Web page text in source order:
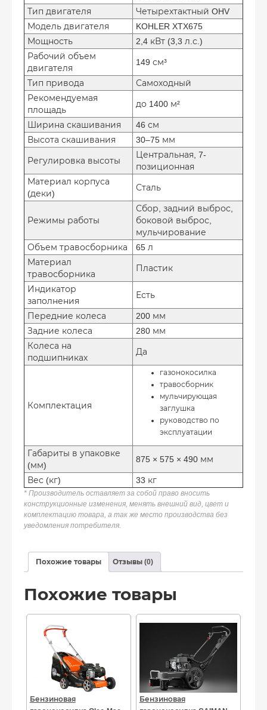
Тип двигателя
Четырехтактный OHV
Модель двигателя
KOHLER XTX675
Мощность
2,4 кВт (3,3 л.с.)
Рабочий объем
двигателя
149 см³
Тип привода
Самоходный
Рекомендуемая
площадь
до 1400 м²
Ширина скашивания
46 см
Высота скашивания
30–75 мм
Регулировка высоты
Центральная, 7-
позиционная
Материал корпуса
(деки)
Сталь
Режимы работы
Сбор, задний выброс,
боковой выброс,
мульчирование
Объем травосборника
65 л
Материал
травосборника
Пластик
Индикатор
заполнения
Есть
Передние колеса
200 мм
Задние колеса
280 мм
Колеса на
подшипниках
Да
Комплектация
газонокосилка
травосборник
мульчирующая
заглушка
руководство по
эксплуатации
Габариты в упаковке
(мм)
875 × 575 × 490 мм
Вес (кг) 33 кг
* Производитель оставляет за собой право вносить
конструкционные изменения, менять внешний вид, цвет и
комплектацию товара, а так же место производства без
уведомления потребителя.
Похожие товары Отзывы (0)
Похожие товары
Бензиновая
Бензиновая